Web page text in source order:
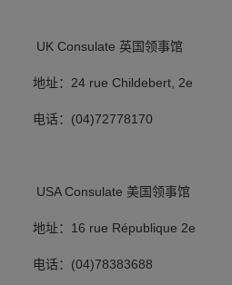
UK Consulate 英国领事馆
地址：24 rue Childebert, 2e
电话：(04)72778170
USA Consulate 美国领事馆
地址：16 rue République 2e
电话：(04)78383688